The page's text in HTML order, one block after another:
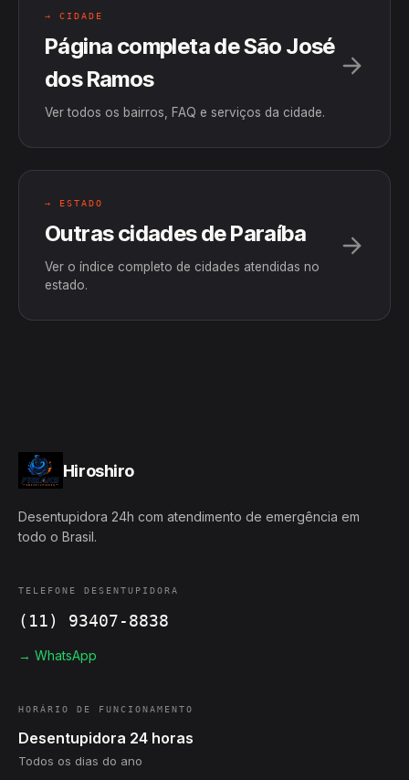
→ CIDADE
Página completa de São José
dos Ramos
Ver todos os bairros, FAQ e serviços da cidade.
→ ESTADO
Outras cidades de Paraíba
Ver o índice completo de cidades atendidas no
estado.
Hiroshiro
Desentupidora 24h com atendimento de emergência em
todo o Brasil.
TELEFONE DESENTUPIDORA
(11) 93407-8838
→ WhatsApp
HORÁRIO DE FUNCIONAMENTO
Desentupidora 24 horas
Todos os dias do ano